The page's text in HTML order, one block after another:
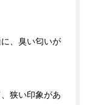
、臭い匂いが
狭い印象があ